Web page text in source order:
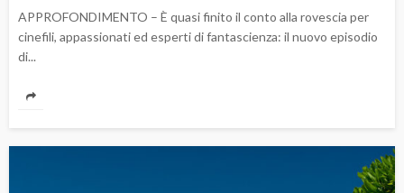
APPROFONDIMENTO – È quasi finito il conto alla rovescia per
cinefili, appassionati ed esperti di fantascienza: il nuovo episodio
di...